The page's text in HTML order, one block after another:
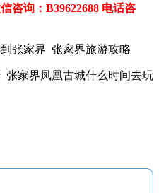
咨询：B39622688 电话咨
张家界 张家界旅游攻略
张家界凤凰古城什么时间去玩